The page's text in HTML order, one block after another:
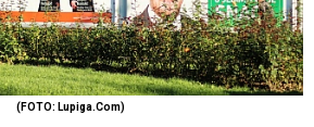
(FOTO: Lupiga.Com)